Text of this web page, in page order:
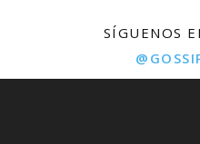
SÍGUENOS